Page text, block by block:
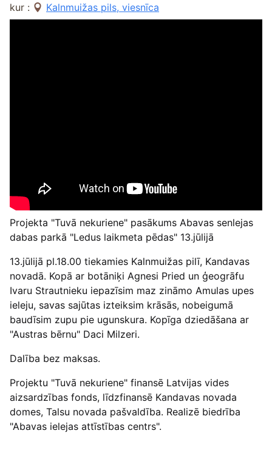
kur :
Kalnmuižas pils, viesnīca
Projekta "Tuvā nekuriene" pasākums Abavas senlejas
dabas parkā "Ledus laikmeta pēdas" 13.jūlijā
13.jūlijā pl.18.00 tiekamies Kalnmuižas pilī, Kandavas
novadā. Kopā ar botāniķi Agnesi Pried un ģeogrāfu
Ivaru Strautnieku iepazīsim maz zināmo Amulas upes
ieleju, savas sajūtas izteiksim krāsās, nobeigumā
baudīsim zupu pie ugunskura. Kopīga dziedāšana ar
"Austras bērnu" Daci Milzeri.
Dalība bez maksas.
Projektu "Tuvā nekuriene" finansē Latvijas vides
aizsardzības fonds, līdzfinansē Kandavas novada
domes, Talsu novada pašvaldība. Realizē biedrība
"Abavas ielejas attīstības centrs".